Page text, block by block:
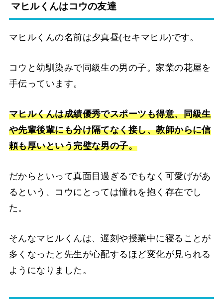
マヒルくんはコウの友達
マヒルくんの名前は夕真昼(セキマヒル)です。
コウと幼馴染みで同級生の男の子。家業の花屋を
手伝っています。
マヒルくんは成績優秀でスポーツも得意、同級生
や先輩後輩にも分け隔てなく接し、教師からに信
頼も厚いという完璧な男の子。
だからといって真面目過ぎるでもなく可愛げがあ
るという、コウにとっては憧れを抱く存在でし
た。
そんなマヒルくんは、遅刻や授業中に寝ることが
多くなったと先生が心配するほど変化が見られる
ようになりました。